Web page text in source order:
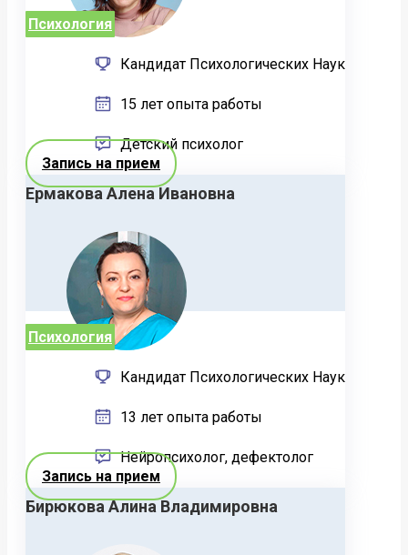
Психология
Кандидат Психологических Наук
15 лет опыта работы
Детский психолог
Запись на прием
Ермакова Алена Ивановна
Психология
Кандидат Психологических Наук
13 лет опыта работы
Нейропсихолог, дефектолог
Запись на прием
Бирюкова Алина Владимировна